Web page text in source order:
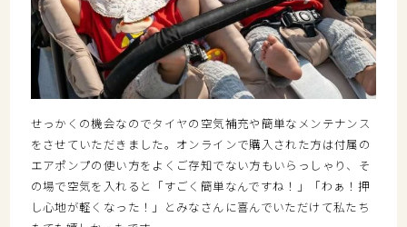
せっかくの機会なのでタイヤの空気補充や簡単なメンテナンス
をさせていただきました。オンラインで購入された方は付属の
エアポンプの使い方をよくご存知でない方もいらっしゃり、そ
の場で空気を入れると「すごく簡単なんですね！」「わぁ！押
し心地が軽くなった！」とみなさんに喜んでいただけて私たち